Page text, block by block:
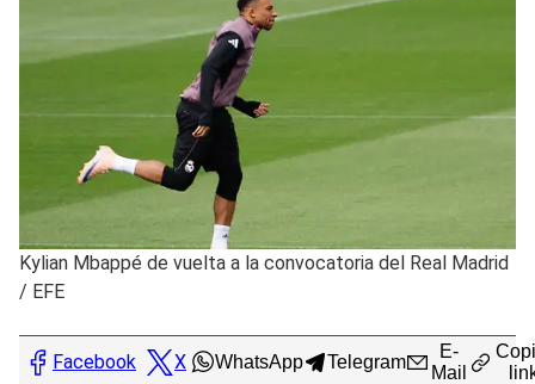
Kylian Mbappé de vuelta a la convocatoria del Real Madrid
/ EFE
Facebook X WhatsApp Telegram
E-
Mail